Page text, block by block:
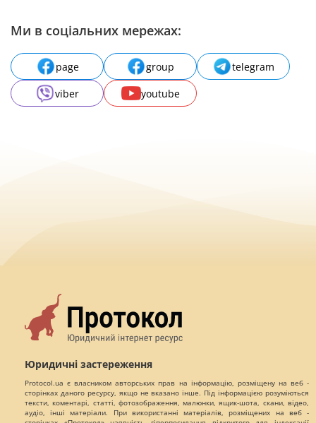
Ми в соціальних мережах:
page group
telegram
viber
youtube
Юридичні застереження
Protocol.ua є власником авторських прав на інформацію, розміщену на веб -
сторінках даного ресурсу, якщо не вказано інше. Під інформацією розуміються
тексти, коментарі, статті, фотозображення, малюнки, ящик-шота, скани, відео,
аудіо, інші матеріали. При використанні матеріалів, розміщених на веб -